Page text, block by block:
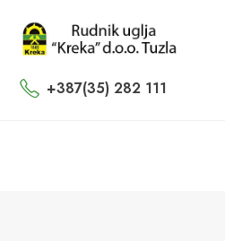
+387(35) 282 111